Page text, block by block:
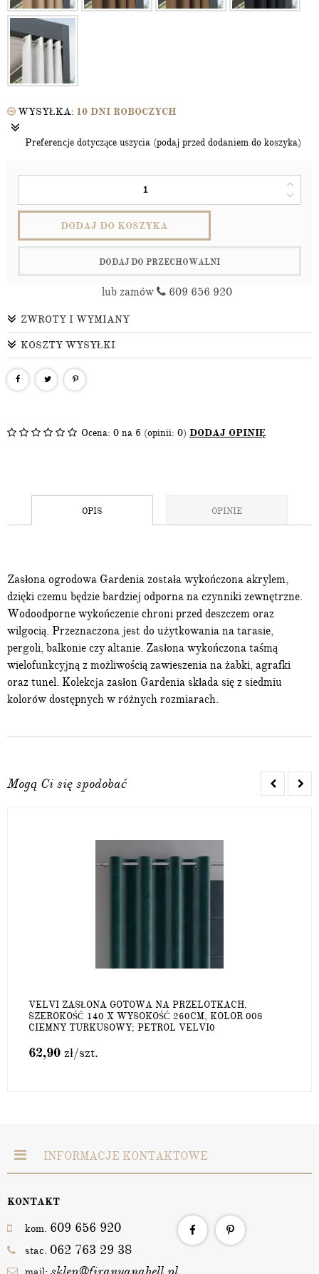
WYSYŁKA: 10 DNI ROBOCZYCH
Preferencje dotyczące uszycia (podaj przed dodaniem do koszyka)
DODAJ DO KOSZYKA
DODAJ DO PRZECHOWALNI
lub zamów 609 656 920
ZWROTY I WYMIANY
KOSZTY WYSYŁKI
Ocena: 0 na 6 (opinii: 0) DODAJ OPINIĘ
OPIS OPINIE
Zasłona ogrodowa Gardenia została wykończona akrylem,
dzięki czemu będzie bardziej odporna na czynniki zewnętrzne.
Wodoodporne wykończenie chroni przed deszczem oraz
wilgocią. Przeznaczona jest do użytkowania na tarasie,
pergoli, balkonie czy altanie. Zasłona wykończona taśmą
wielofunkcyjną z możliwością zawieszenia na żabki, agrafki
oraz tunel. Kolekcja zasłon Gardenia składa się z siedmiu
kolorów dostępnych w różnych rozmiarach.
Mogą Ci się spodobać
VELVI ZASŁONA GOTOWA NA PRZELOTKACH,
SZEROKOŚĆ 140 X WYSOKOŚĆ 260CM, KOLOR 008
CIEMNY TURKUSOWY; PETROL VELVI0
62,90 zł/szt.
INFORMACJE KONTAKTOWE
KONTAKT
kom. 609 656 920
stac. 062 763 29 38